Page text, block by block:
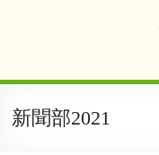
新聞部2021